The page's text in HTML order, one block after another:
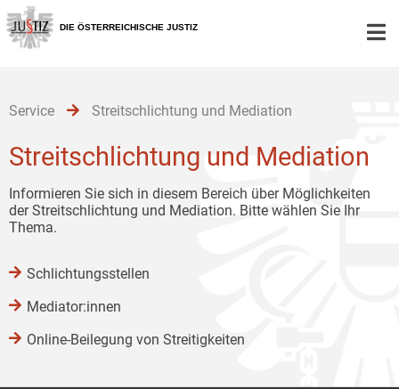
Zur
Hauptnavigation
[1]
Zum
Inhalt
[2]
Zum
Untermenü
[3]
DIE ÖSTERREICHISCHE JUSTIZ
Service Streitschlichtung und Mediation
Streitschlichtung und Mediation
Informieren Sie sich in diesem Bereich über Möglichkeiten
der Streitschlichtung und Mediation. Bitte wählen Sie Ihr
Thema.
Schlichtungsstellen
Mediator:innen
Online-Beilegung von Streitigkeiten